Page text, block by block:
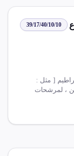
39/17/40/10/10
[ مثل :
، لمرشحات